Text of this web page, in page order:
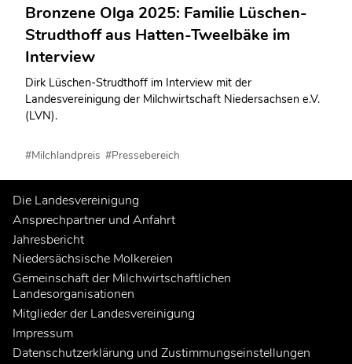
Bronzene Olga 2025: Familie Lüschen-
Strudthoff aus Hatten-Tweelbäke im
Interview
Dirk Lüschen-Strudthoff im Interview mit der
Landesvereinigung der Milchwirtschaft Niedersachsen e.V.
(LVN).
#Milchlandpreis #Pressebereich
Die Landesvereinigung
Ansprechpartner und Anfahrt
Jahresbericht
Niedersächsische Molkereien
Gemeinschaft der Milchwirtschaftlichen
Landesorganisationen
Mitglieder der Landesvereinigung
Impressum
Datenschutzerklärung und Zustimmungseinstellungen